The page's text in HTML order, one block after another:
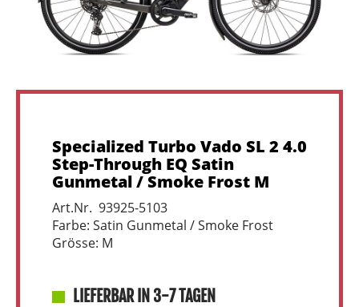
Specialized Turbo Vado SL 2 4.0
Step-Through EQ Satin
Gunmetal / Smoke Frost M
Art.Nr. 93925-5103
Farbe: Satin Gunmetal / Smoke Frost
Grösse: M
LIEFERBAR IN 3-7 TAGEN